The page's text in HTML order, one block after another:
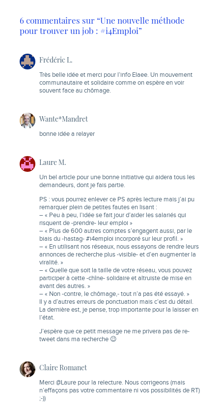
6 commentaires sur “Une nouvelle méthode
pour trouver un job : #i4Emploi”
Frédéric L.
Très belle idée et merci pour l’info Elaee. Un mouvement
communautaire et solidaire comme on espère en voir
souvent face au chômage.
Wante*Mandret
bonne idée a relayer
Laure M.
Un bel article pour une bonne initiative qui aidera tous les
demandeurs, dont je fais partie.
PS : vous pourrez enlever ce PS après lecture mais j’ai pu
remarquer plein de petites fautes en lisant :
– « Peu à peu, l’idée se fait jour d’aider les salariés qui
risquent de -prendre- leur emploi »
– « Plus de 600 autres comptes s’engagent aussi, par le
biais du -hastag- #i4emploi incorporé sur leur profil. »
– « En utilisant nos réseaux, nous essayons de rendre leurs
annonces de recherche plus -visible- et d’en augmenter la
viralité. »
– « Quelle que soit la taille de votre réseau, vous pouvez
participer à cette -chîne- solidaire et altruiste de mise en
avant des autres. »
– « Non -contre, le chômage,- tout n’a pas été essayé. »
Il y a d’autres erreurs de ponctuation mais c’est du détail.
La dernière est, je pense, trop importante pour la laisser en
l’état.
J’espère que ce petit message ne me privera pas de re-
tweet dans ma recherche 😉
Claire Romanet
Merci @Laure pour la relecture. Nous corrigeons (mais
n’effaçons pas votre commentaire ni vos possibilités de RT)
;-))